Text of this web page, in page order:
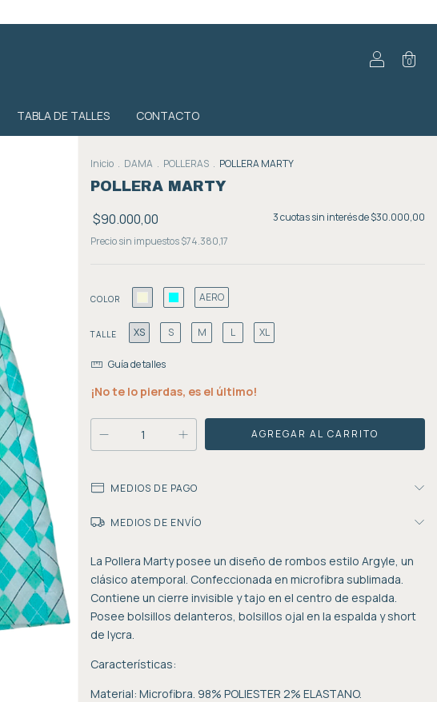
0
TABLA DE TALLES CONTACTO
Inicio . DAMA . POLLERAS . POLLERA MARTY
POLLERA MARTY
$90.000,00 3cuotas sin interés de$30.000,00
Precio sin impuestos$74.380,17
COLOR AERO
TALLE XS S M L XL
Guía de talles
¡No te lo pierdas, es el último!
MEDIOS DE PAGO
MEDIOS DE ENVÍO
La Pollera Marty posee un diseño de rombos estilo Argyle, un
clásico atemporal. Confeccionada en microfibra sublimada.
Contiene un cierre invisible y tajo en el centro de espalda.
Posee bolsillos delanteros, bolsillos ojal en la espalda y short
de lycra.
Características:
Material: Microfibra. 98% POLIESTER 2% ELASTANO.